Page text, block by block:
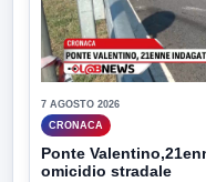
7 AGOSTO 2026
CRONACA
Ponte
omicidio stradale